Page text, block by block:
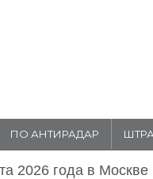
ПО АНТИРАДАР
20026 года в